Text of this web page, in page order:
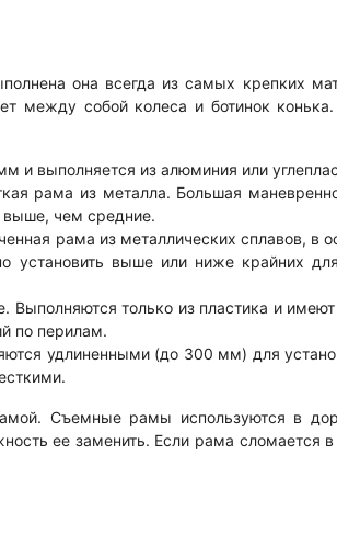
она всегда из самых крепких
между собой колеса и ботинок
и выполняется из алюминия или
рама из металла. Большая
выше, чем средние.
рама из металлических сплавов, в
установить выше или ниже крайних
Выполняются только из пластика и
по перилам.
удлиненными (до 300 мм) для
Съемные рамы используются в
ее заменить. Если рама сломается